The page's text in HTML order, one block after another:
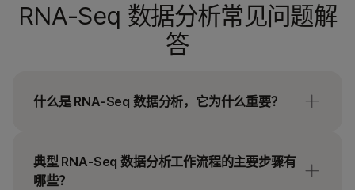
RNA-Seq 数据分析常见问题解
答
什么是 RNA-Seq 数据分析，它为什么重要？
和共调控基因，并将原始测序读段转化为生物学洞
察。RNA-Seq 研究常用的材料来源包括分选细胞、
典型 RNA-Seq 数据分析工作流程的主要步骤有
哪些？